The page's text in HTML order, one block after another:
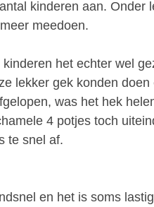
kinderen aan. Onder
meedoen.
het echter wel
lekker gek konden
was het hek
4 potjes toch
te snel af.
en het is soms